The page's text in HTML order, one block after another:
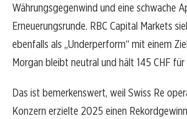
Währungsgegenwind und eine schwache
Erneuerungsrunde. RBC Capital Markets
ebenfalls als „Underperform“ mit einem
Morgan bleibt neutral und hält 145 CHF für
Das ist bemerkenswert, weil Swiss Re
Konzern erzielte 2025 einen